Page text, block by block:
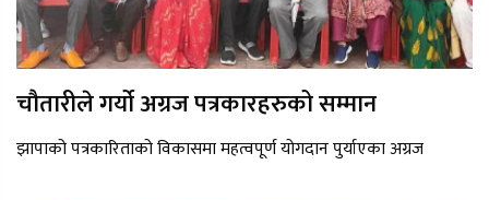
चौतारीले गर्यो अग्रज पत्रकारहरुको सम्मान
झापाको पत्रकारिताको विकासमा महत्वपूर्ण योगदान पुर्याएका अग्रज